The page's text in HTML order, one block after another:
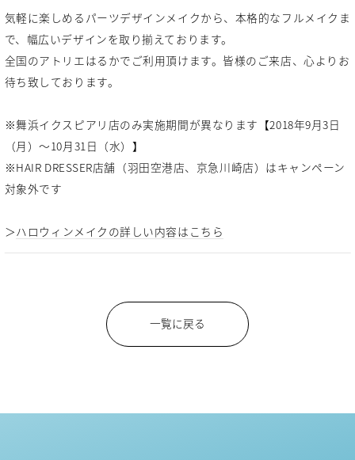
気軽に楽しめるパーツデザインメイクから、本格的なフルメイクま
で、幅広いデザインを取り揃えております。
全国のアトリエはるかでご利用頂けます。皆様のご来店、心よりお
待ち致しております。
※舞浜イクスピアリ店のみ実施期間が異なります【2018年9月3日
（月）～10月31日（水）】
※HAIR DRESSER店舗（羽田空港店、京急川崎店）はキャンペーン
対象外です
＞ハロウィンメイクの詳しい内容はこちら
一覧に戻る